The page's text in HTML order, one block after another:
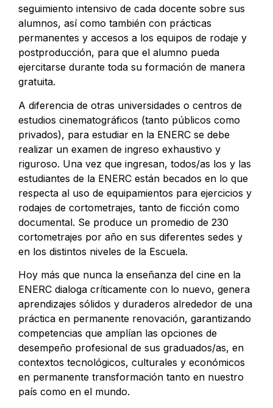
seguimiento intensivo de cada docente sobre sus
alumnos, así como también con prácticas
permanentes y accesos a los equipos de rodaje y
postproducción, para que el alumno pueda
ejercitarse durante toda su formación de manera
gratuita.
A diferencia de otras universidades o centros de
estudios cinematográficos (tanto públicos como
privados), para estudiar en la ENERC se debe
realizar un examen de ingreso exhaustivo y
riguroso. Una vez que ingresan, todos/as los y las
estudiantes de la ENERC están becados en lo que
respecta al uso de equipamientos para ejercicios y
rodajes de cortometrajes, tanto de ficción como
documental. Se produce un promedio de 230
cortometrajes por año en sus diferentes sedes y
en los distintos niveles de la Escuela.
Hoy más que nunca la enseñanza del cine en la
ENERC dialoga críticamente con lo nuevo, genera
aprendizajes sólidos y duraderos alrededor de una
práctica en permanente renovación, garantizando
competencias que amplían las opciones de
desempeño profesional de sus graduados/as, en
contextos tecnológicos, culturales y económicos
en permanente transformación tanto en nuestro
país como en el mundo.